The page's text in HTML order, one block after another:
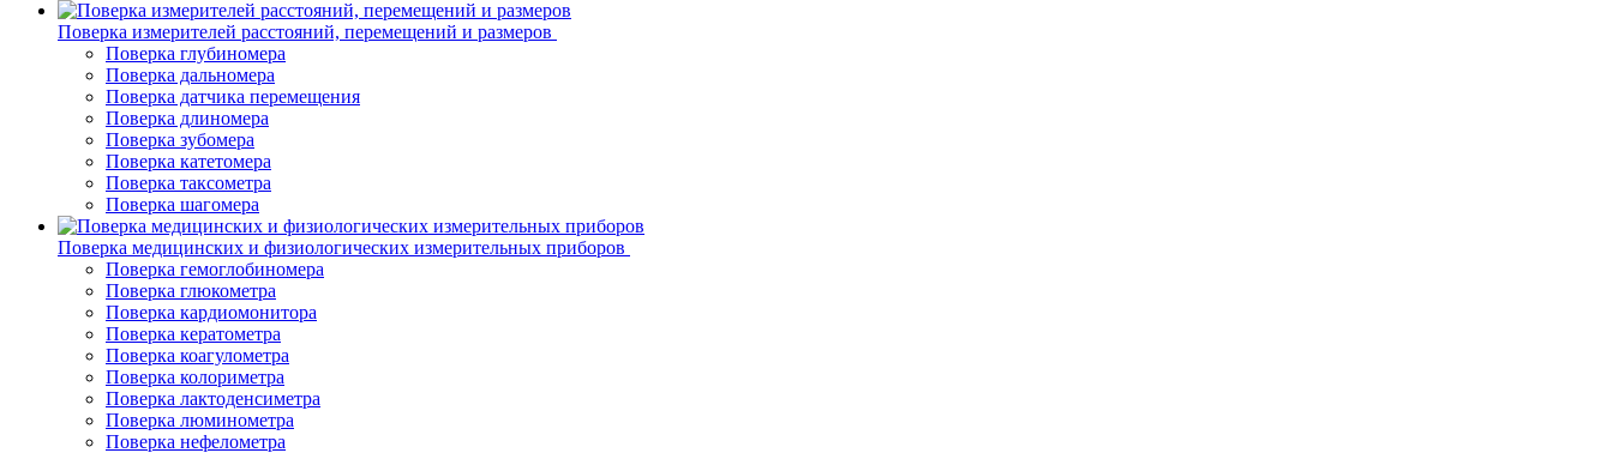
Поверка измерителей расстояний, перемещений и размеров
Поверка глубиномера
Поверка дальномера
Поверка датчика перемещения
Поверка длиномера
Поверка зубомера
Поверка катетомера
Поверка таксометра
Поверка шагомера
Поверка медицинских и физиологических измерительных приборов
Поверка гемоглобиномера
Поверка глюкометра
Поверка кардиомонитора
Поверка кератометра
Поверка коагулометра
Поверка колориметра
Поверка лактоденсиметра
Поверка люминометра
Поверка нефелометра